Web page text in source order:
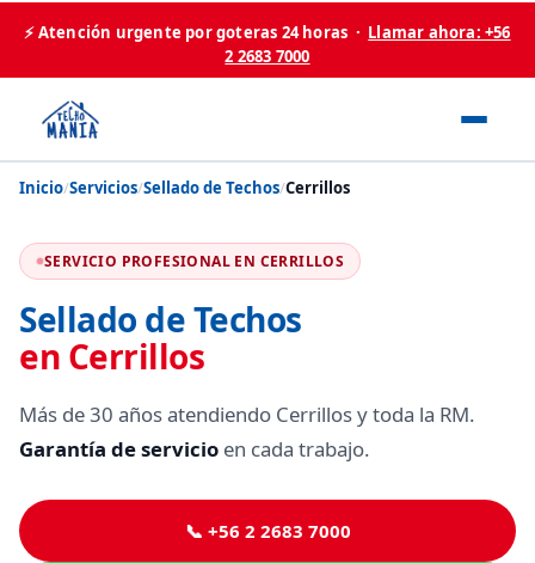
⚡ Atención urgente por goteras 24 horas · Llamar ahora: +56
2 2683 7000
Inicio/Servicios/Sellado de Techos/Cerrillos
SERVICIO PROFESIONAL EN CERRILLOS
Sellado de Techos
en Cerrillos
Más de 30 años atendiendo Cerrillos y toda la RM.
Garantía de servicio en cada trabajo.
📞 +56 2 2683 7000